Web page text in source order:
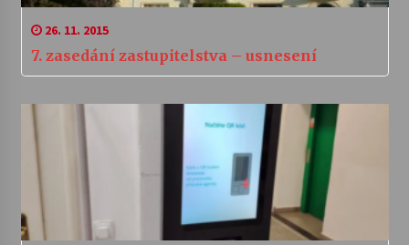
26. 11. 2015
7. zasedání zastupitelstva – usnesení